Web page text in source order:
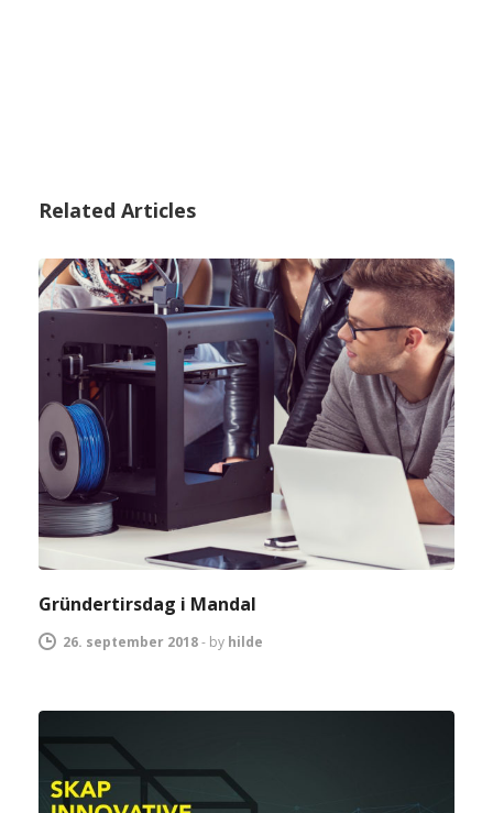
Related Articles
Gründertirsdag i Mandal
26. september 2018- by hilde